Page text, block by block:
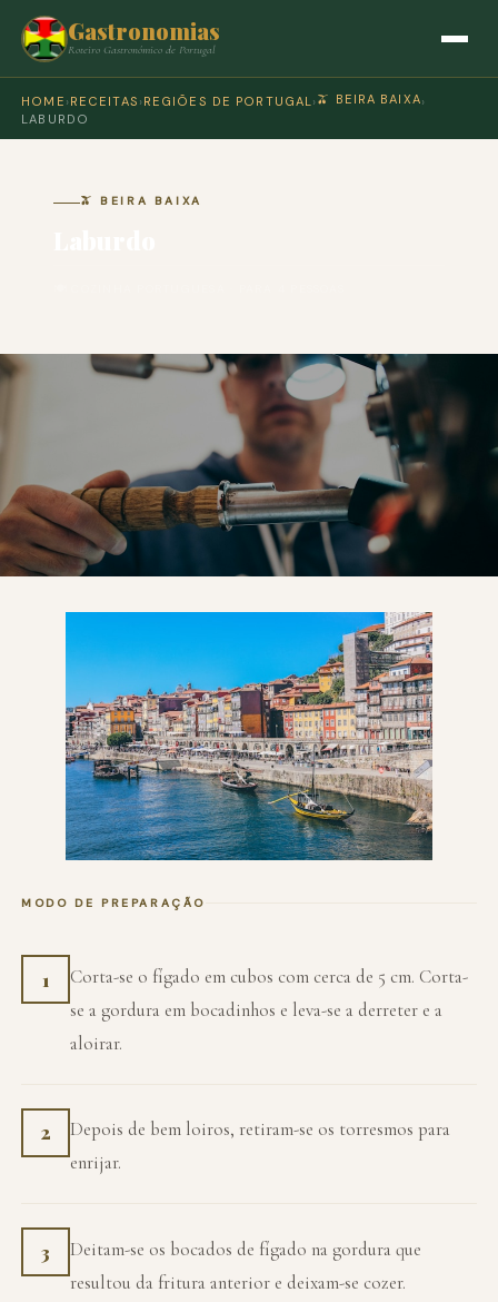
Gastronomias
Roteiro Gastronómico de Portugal
HOME › RECEITAS › REGIÕES DE PORTUGAL › 🫒 BEIRA BAIXA›
LABURDO
🫒 BEIRA BAIXA
MODO DE PREPARAÇÃO
1
Corta-se o fígado em cubos com cerca de 5 cm. Corta-
se a gordura em bocadinhos e leva-se a derreter e a
aloirar.
2
Depois de bem loiros, retiram-se os torresmos para
enrijar.
3
Deitam-se os bocados de fígado na gordura que
resultou da fritura anterior e deixam-se cozer.